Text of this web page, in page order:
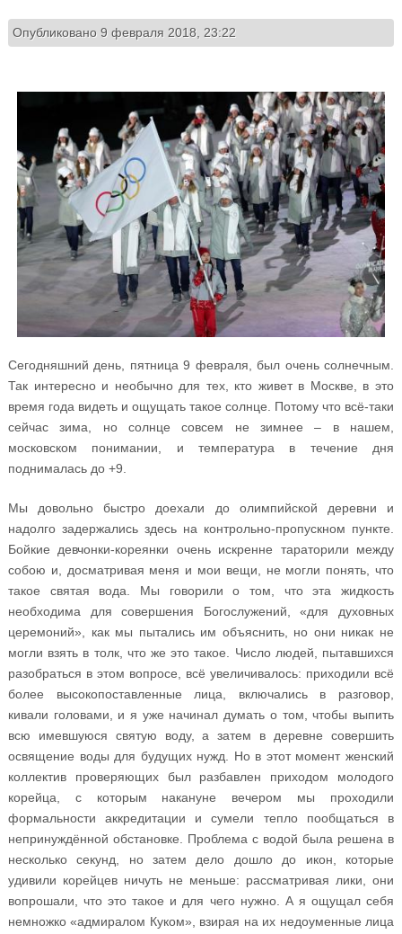
Опубликовано 9 февраля 2018, 23:22
Сегодняшний день, пятница 9 февраля, был очень солнечным.
Так интересно и необычно для тех, кто живет в Москве, в это
время года видеть и ощущать такое солнце. Потому что всё-таки
сейчас зима, но солнце совсем не зимнее – в нашем,
московском понимании, и температура в течение дня
поднималась до +9.
Мы довольно быстро доехали до олимпийской деревни и
надолго задержались здесь на контрольно-пропускном пункте.
Бойкие девчонки-кореянки очень искренне тараторили между
собою и, досматривая меня и мои вещи, не могли понять, что
такое святая вода. Мы говорили о том, что эта жидкость
необходима для совершения Богослужений, «для духовных
церемоний», как мы пытались им объяснить, но они никак не
могли взять в толк, что же это такое. Число людей, пытавшихся
разобраться в этом вопросе, всё увеличивалось: приходили всё
более высокопоставленные лица, включались в разговор,
кивали головами, и я уже начинал думать о том, чтобы выпить
всю имевшуюся святую воду, а затем в деревне совершить
освящение воды для будущих нужд. Но в этот момент женский
коллектив проверяющих был разбавлен приходом молодого
корейца, с которым накануне вечером мы проходили
формальности аккредитации и сумели тепло пообщаться в
непринуждённой обстановке. Проблема с водой была решена в
несколько секунд, но затем дело дошло до икон, которые
удивили корейцев ничуть не меньше: рассматривая лики, они
вопрошали, что это такое и для чего нужно. А я ощущал себя
немножко «адмиралом Куком», взирая на их недоуменные лица